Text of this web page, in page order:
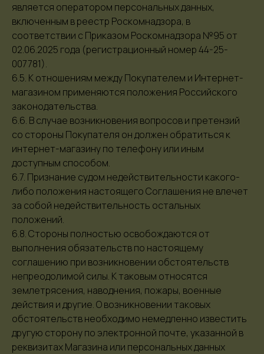
является оператором персональных данных,
включенным в реестр Роскомнадзора, в
соответствии с Приказом Роскомнадзора №95 от
02.06.2025 года (регистрационный номер 44-25-
007781).
6.5. К отношениям между Покупателем и Интернет-
магазином применяются положения Российского
законодательства.
6.6. В случае возникновения вопросов и претензий
со стороны Покупателя он должен обратиться к
интернет-магазину по телефону или иным
доступным способом.
6.7. Признание судом недействительности какого-
либо положения настоящего Соглашения не влечет
за собой недействительность остальных
положений.
6.8. Стороны полностью освобождаются от
выполнения обязательств по настоящему
соглашению при возникновении обстоятельств
непреодолимой силы. К таковым относятся
землетрясения, наводнения, пожары, военные
действия и другие. О возникновении таковых
обстоятельств необходимо немедленно известить
другую сторону по электронной почте, указанной в
реквизитах Магазина или персональных данных